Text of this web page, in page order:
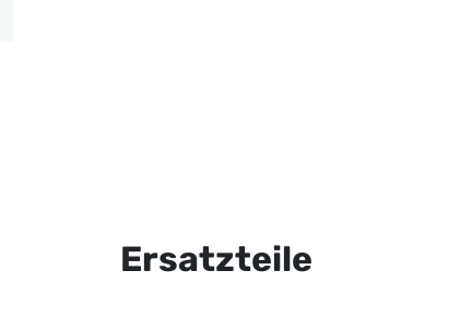
Ersatzteile